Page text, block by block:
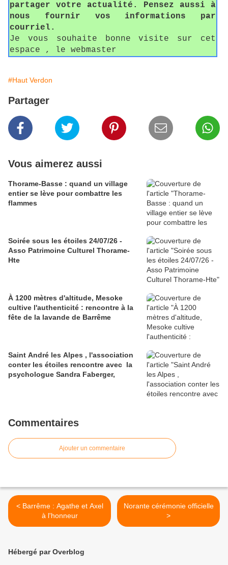
partager votre actualité. Pensez aussi à
nous fournir vos informations par
courriel.
Je vous souhaite bonne visite sur cet
espace , le webmaster
#Haut Verdon
Partager
Vous aimerez aussi
Thorame-Basse : quand un village
entier se lève pour combattre les
flammes
Soirée sous les étoiles 24/07/26 -
Asso Patrimoine Culturel Thorame-
Hte
À 1200 mètres d'altitude, Mesoke
cultive l'authenticité : rencontre à la
fête de la lavande de Barrême
Saint André les Alpes , l'association
conter les étoiles rencontre avec la
psychologue Sandra Faberger,
Commentaires
Ajouter un commentaire
< Barrême : Agathe et Axel
à l'honneur
Norante cérémonie officielle
>
Hébergé par Overblog